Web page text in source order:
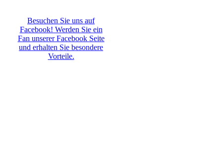
Besuchen Sie uns auf
Facebook! Werden Sie ein
Fan unserer Facebook Seite
und erhalten Sie besondere
Vorteile.